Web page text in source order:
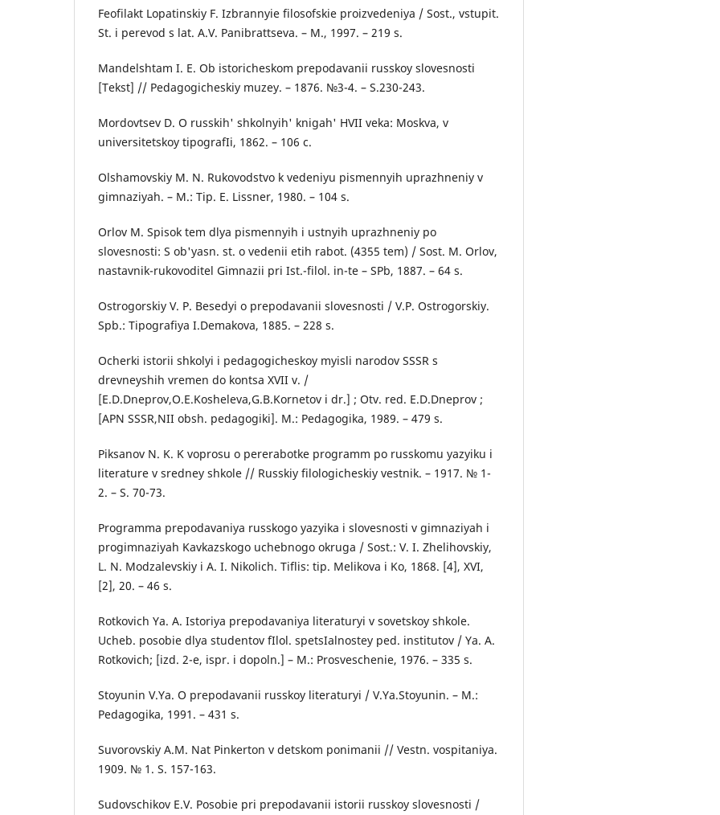
Feofilakt Lopatinskiy F. Izbrannyie filosofskie proizvedeniya / Sost., vstupit.
St. i perevod s lat. A.V. Panibrattseva. – M., 1997. – 219 s.
Mandelshtam I. E. Ob istoricheskom prepodavanii russkoy slovesnosti
[Tekst] // Pedagogicheskiy muzey. – 1876. №3-4. – S.230-243.
Mordovtsev D. O russkih' shkolnyih' knigah' HVII veka: Moskva, v
universitetskoy tipografIi, 1862. – 106 c.
Olshamovskiy M. N. Rukovodstvo k vedeniyu pismennyih uprazhneniy v
gimnaziyah. – M.: Tip. E. Lissner, 1980. – 104 s.
Orlov M. Spisok tem dlya pismennyih i ustnyih uprazhneniy po
slovesnosti: S ob'yasn. st. o vedenii etih rabot. (4355 tem) / Sost. M. Orlov,
nastavnik-rukovoditel Gimnazii pri Ist.-filol. in-te – SPb, 1887. – 64 s.
Ostrogorskiy V. P. Besedyi o prepodavanii slovesnosti / V.P. Ostrogorskiy.
Spb.: Tipografiya I.Demakova, 1885. – 228 s.
Ocherki istorii shkolyi i pedagogicheskoy myisli narodov SSSR s
drevneyshih vremen do kontsa XVII v. /
[E.D.Dneprov,O.E.Kosheleva,G.B.Kornetov i dr.] ; Otv. red. E.D.Dneprov ;
[APN SSSR,NII obsh. pedagogiki]. M.: Pedagogika, 1989. – 479 s.
Piksanov N. K. K voprosu o pererabotke programm po russkomu yazyiku i
literature v sredney shkole // Russkiy filologicheskiy vestnik. – 1917. № 1-
2. – S. 70-73.
Programma prepodavaniya russkogo yazyika i slovesnosti v gimnaziyah i
progimnaziyah Kavkazskogo uchebnogo okruga / Sost.: V. I. Zhelihovskiy,
L. N. Modzalevskiy i A. I. Nikolich. Tiflis: tip. Melikova i Ko, 1868. [4], XVI,
[2], 20. – 46 s.
Rotkovich Ya. A. Istoriya prepodavaniya literaturyi v sovetskoy shkole.
Ucheb. posobie dlya studentov fIlol. spetsIalnostey ped. institutov / Ya. A.
Rotkovich; [izd. 2-e, ispr. i dopoln.] – M.: Prosveschenie, 1976. – 335 s.
Stoyunin V.Ya. O prepodavanii russkoy literaturyi / V.Ya.Stoyunin. – M.:
Pedagogika, 1991. – 431 s.
Suvorovskiy A.M. Nat Pinkerton v detskom ponimanii // Vestn. vospitaniya.
1909. № 1. S. 157-163.
Sudovschikov E.V. Posobie pri prepodavanii istorii russkoy slovesnosti /